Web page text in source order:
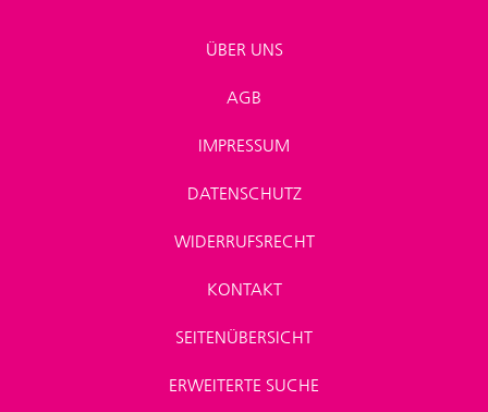
ÜBER UNS
AGB
IMPRESSUM
DATENSCHUTZ
WIDERRUFSRECHT
KONTAKT
SEITENÜBERSICHT
ERWEITERTE SUCHE